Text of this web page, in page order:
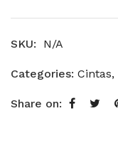
SKU: N/A
Categories: Cintas,
Share on: